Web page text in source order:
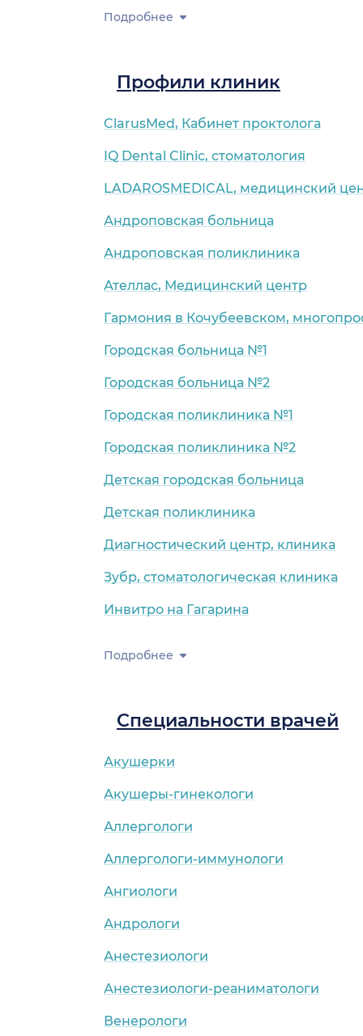
Подробнее
Профили клиник
ClarusMed, Кабинет проктолога
IQ Dental Clinic, стоматология
LADAROSMEDICAL, медицинский
Андроповская больница
Андроповская поликлиника
Ателлас, Медицинский центр
Гармония в Кочубеевском,
Городская больница №1
Городская больница №2
Городская поликлиника №1
Городская поликлиника №2
Детская городская больница
Детская поликлиника
Диагностический центр, клиника
Зубр, стоматологическая клиника
Инвитро на Гагарина
Подробнее
Специальности врачей
Акушерки
Акушеры-гинекологи
Аллергологи
Аллергологи-иммунологи
Ангиологи
Андрологи
Анестезиологи
Анестезиологи-реаниматологи
Венерологи